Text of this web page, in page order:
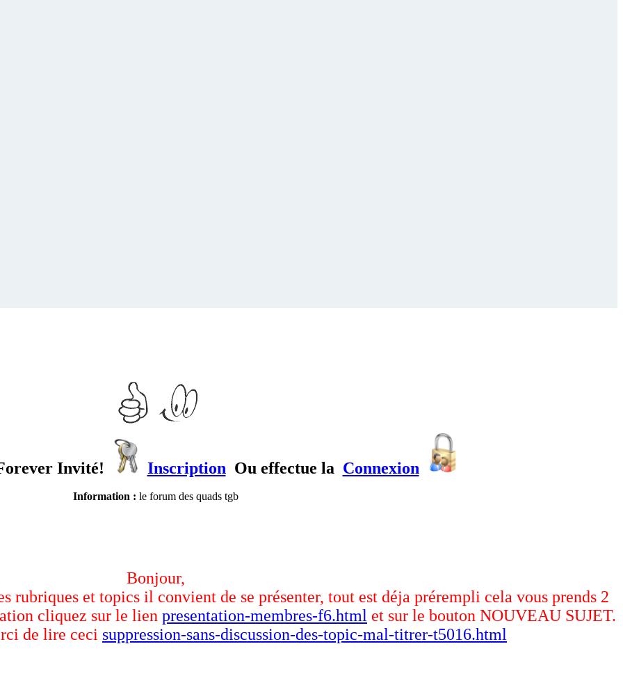
Invité! Inscription Ou effectue la Connexion
Information : le forum des quads tgb
Bonjour,
rubriques et topics il convient de se présenter, tout est déja prérempli cela vous prends 2
cliquez sur le lien presentation-membres-f6.html et sur le bouton NOUVEAU SUJET.
de lire ceci suppression-sans-discussion-des-topic-mal-titrer-t5016.html